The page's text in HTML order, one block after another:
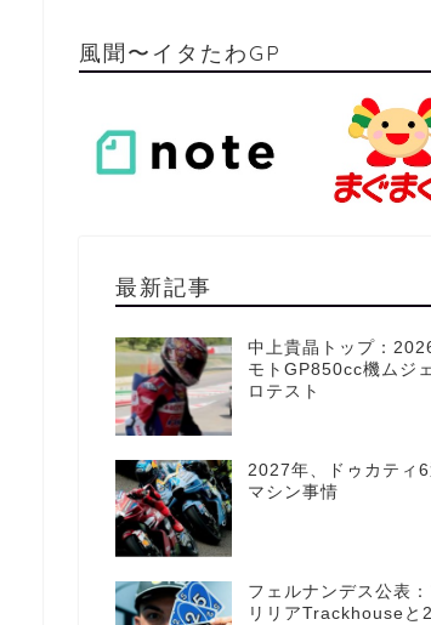
風聞〜イタたわGP
最新記事
中上貴晶トップ：
モトGP850cc機ムジ
ロテスト
2027年、ドゥカティ
マシン事情
フェルナンデス公表
リリアTrackhouseと